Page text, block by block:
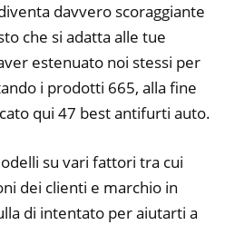
davvero scoraggiante
che si adatta alle tue
estenuato noi stessi per
i prodotti 665, alla fine
qui 47 best antifurti auto.
su vari fattori tra cui
dei clienti e marchio in
di intentato per aiutarti a